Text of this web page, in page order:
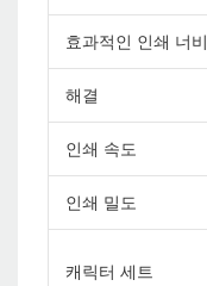
효과적인 인쇄 너비
해결
인쇄 속도
인쇄 밀도
캐릭터 세트